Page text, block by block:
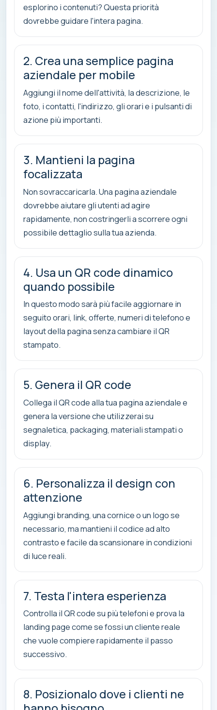
esplorino i contenuti? Questa priorità
dovrebbe guidare l'intera pagina.
2. Crea una semplice pagina
aziendale per mobile
Aggiungi il nome dell'attività, la descrizione, le
foto, i contatti, l'indirizzo, gli orari e i pulsanti di
azione più importanti.
3. Mantieni la pagina
focalizzata
Non sovraccaricarla. Una pagina aziendale
dovrebbe aiutare gli utenti ad agire
rapidamente, non costringerli a scorrere ogni
possibile dettaglio sulla tua azienda.
4. Usa un QR code dinamico
quando possibile
In questo modo sarà più facile aggiornare in
seguito orari, link, offerte, numeri di telefono e
layout della pagina senza cambiare il QR
stampato.
5. Genera il QR code
Collega il QR code alla tua pagina aziendale e
genera la versione che utilizzerai su
segnaletica, packaging, materiali stampati o
display.
6. Personalizza il design con
attenzione
Aggiungi branding, una cornice o un logo se
necessario, ma mantieni il codice ad alto
contrasto e facile da scansionare in condizioni
di luce reali.
7. Testa l'intera esperienza
Controlla il QR code su più telefoni e prova la
landing page come se fossi un cliente reale
che vuole compiere rapidamente il passo
successivo.
8. Posizionalo dove i clienti ne